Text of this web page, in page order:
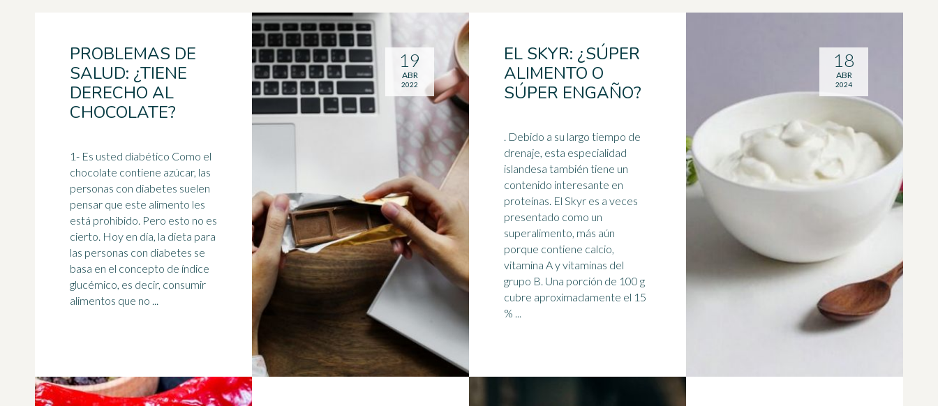
PROBLEMAS DE
SALUD: ¿TIENE
DERECHO AL
CHOCOLATE?
1- Es usted diabético Como el
chocolate contiene azúcar, las
personas con diabetes suelen
pensar que este alimento les
está prohibido. Pero esto no es
cierto. Hoy en día, la dieta para
las personas con diabetes se
basa en el concepto de índice
glucémico, es decir, consumir
alimentos que no ...
19
ABR
2022
EL SKYR: ¿SÚPER
ALIMENTO O
SÚPER ENGAÑO?
. Debido a su largo tiempo de
drenaje, esta especialidad
islandesa también tiene un
contenido interesante en
proteínas. El Skyr es a veces
presentado como un
superalimento, más aún
porque contiene calcio,
vitamina A y vitaminas del
grupo B. Una porción de 100 g
cubre aproximadamente el 15
% ...
18
ABR
2024